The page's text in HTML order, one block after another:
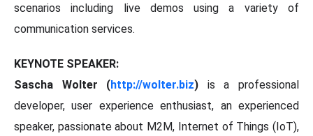
scenarios including live demos using a variety of
communication services.
KEYNOTE SPEAKER:
Sascha Wolter (http://wolter.biz) is a professional
developer, user experience enthusiast, an experienced
speaker, passionate about M2M, Internet of Things (IoT),